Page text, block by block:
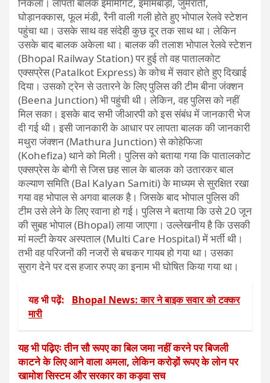
घोड़ानक्कास, फूल मंडी, रैनी वाली गली होते हुए भोपाल रेलवे स्टेशन
पहुंचा था। उसके साथ वह संदेही कुछ दूर तक साथ था। लेकिन
उसके बाद बालक अकेला था। बालक की तलाश भोपाल रेलवे स्टेशन
(Bhopal Railway Station) पर हुई तो वह पातालकोट
एक्सप्रेस (Patalkot Express) के कोच में सवार होते हुए दिखाई
दिया। उसको ट्रेन से उतारने के लिए पुलिस की टीम बीना जंक्शन
(Beena Junction) भी पहुंची थी। लेकिन, वह पुलिस को नहीं
मिल सका। इसके बाद सभी जीआरपी को इस संबंध में जानकारी भेज
दी गई थी। इसी जानकारी के आधार पर लापता बालक की जानकारी
मथुरा जंक्शन (Mathura Junction) से कोहेफिजा
(Kohefiza) थाने को मिली। पुलिस को बताया गया कि पातालकोट
एक्सप्रेस के बोगी से जिस छह साल के बालक को उतारकर बाल
कल्याण समिति (Bal Kalyan Samiti) के माध्यम से सुरक्षित रखा
गया वह भोपाल से अगवा बालक है। जिसके बाद भोपाल पुलिस की
टीम उसे लेने के लिए रवाना हो गई। पुलिस ने बताया कि उसे 20 जून
की सुबह भोपाल (Bhopal) लाया जाएगा। उल्लेखनीय है कि उसकी
मां मल्टी केयर अस्पताल (Multi Care Hospital) में भर्ती थी।
तभी वह परिजनों की नजरों से बचकर गायब हो गया था। उसका
सुराग देने पर दस हजार रुपए का इनाम भी घोषित किया गया था।
यह भी पढ़ें:
Bhopal News: कार ने बाइक सवार को टक्कर
मारी
यह भी पढ़िएः तीन सौ रूपए का बिल जमा नहीं करने पर बिजली
काटने के लिए आने वाला अमला, लेकिन करोड़ों रूपए के लोन पर
खामोश सिस्टम और सरकार का कड़वा सच